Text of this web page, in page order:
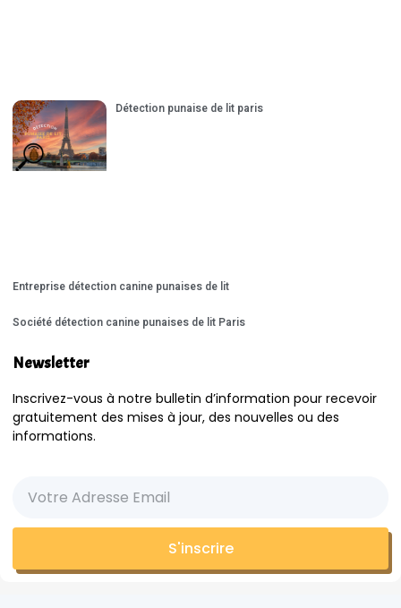
Détection punaise de lit paris
Entreprise détection canine punaises de lit
Société détection canine punaises de lit Paris
Newsletter
Inscrivez-vous à notre bulletin d’information pour recevoir
gratuitement des mises à jour, des nouvelles ou des
informations.
S'inscrire